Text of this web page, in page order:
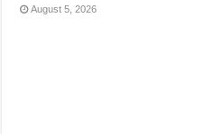
August 5, 2026